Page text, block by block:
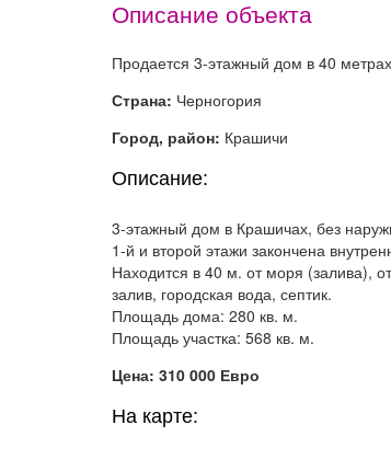
Описание объекта
Продается 3-этажный дом в 40
Страна: Черногория
Город, район: Крашичи
Описание:
3-этажный дом в Крашичах, без
1-й и второй этажи закончена
Находится в 40 м. от моря (залива),
залив, городская вода, септик.
Площадь дома: 280 кв. м.
Площадь участка: 568 кв. м.
Цена: 310 000 Евро
На карте: